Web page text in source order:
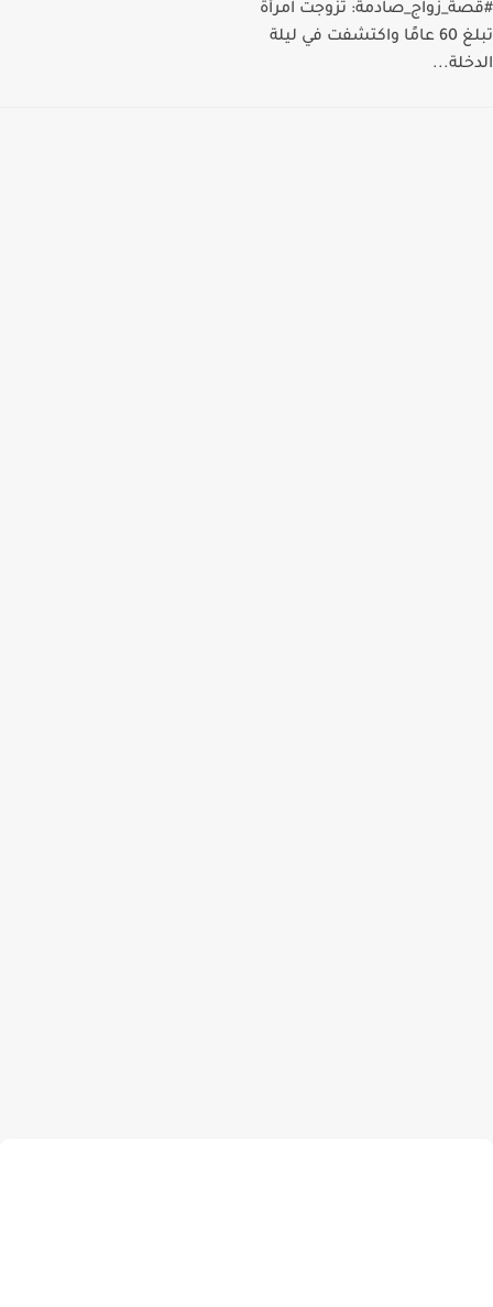
#قصة_زواج_صادمة: تزوجت امرأة
تبلغ 60 عامًا واكتشفت في ليلة
الدخلة...